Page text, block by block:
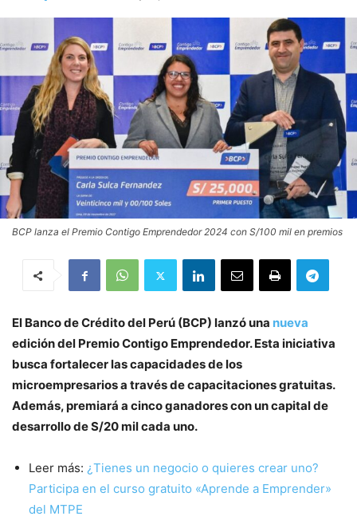
BCP lanza el Premio Contigo Emprendedor 2024 con S/100 mil en premios
El Banco de Crédito del Perú (BCP) lanzó una nueva
edición del Premio Contigo Emprendedor. Esta iniciativa
busca fortalecer las capacidades de los
microempresarios a través de capacitaciones gratuitas.
Además, premiará a cinco ganadores con un capital de
desarrollo de S/20 mil cada uno.
Leer más: ¿Tienes un negocio o quieres crear uno?
Participa en el curso gratuito «Aprende a Emprender»
del MTPE